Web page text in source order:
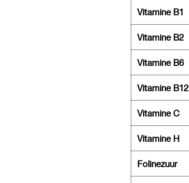
Vitamine B1
Vitamine B2
Vitamine B6
Vitamine B12
Vitamine C
Vitamine H
Folinezuur